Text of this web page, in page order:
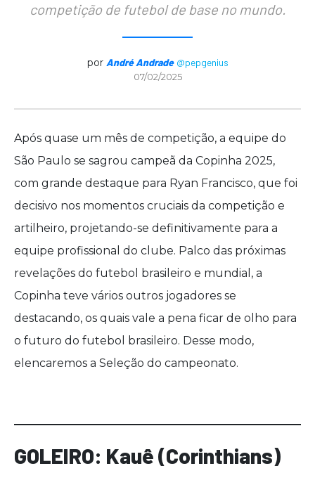
competição de futebol de base no mundo.
por André Andrade @pepgenius
07/02/2025
Após quase um mês de competição, a equipe do
São Paulo se sagrou campeã da Copinha 2025,
com grande destaque para Ryan Francisco, que foi
decisivo nos momentos cruciais da competição e
artilheiro, projetando-se definitivamente para a
equipe profissional do clube. Palco das próximas
revelações do futebol brasileiro e mundial, a
Copinha teve vários outros jogadores se
destacando, os quais vale a pena ficar de olho para
o futuro do futebol brasileiro. Desse modo,
elencaremos a Seleção do campeonato.
GOLEIRO: Kauê (Corinthians)